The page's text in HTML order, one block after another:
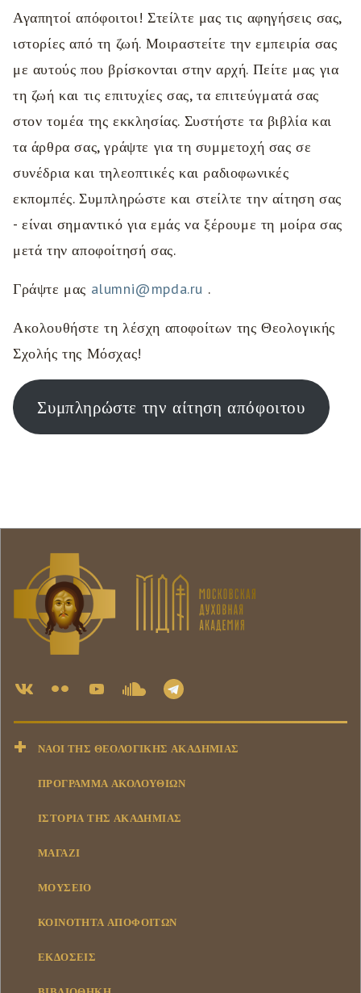
Αγαπητοί απόφοιτοι! Στείλτε μας τις αφηγήσεις σας,
ιστορίες από τη ζωή. Μοιραστείτε την εμπειρία σας
με αυτούς που βρίσκονται στην αρχή. Πείτε μας για
τη ζωή και τις επιτυχίες σας, τα επιτεύγματά σας
στον τομέα της εκκλησίας. Συστήστε τα βιβλία και
τα άρθρα σας, γράψτε για τη συμμετοχή σας σε
συνέδρια και τηλεοπτικές και ραδιοφωνικές
εκπομπές. Συμπληρώστε και στείλτε την αίτηση σας
- είναι σημαντικό για εμάς να ξέρουμε τη μοίρα σας
μετά την αποφοίτησή σας.
Γράψτε μας alumni@mpda.ru .
Ακολουθήστε τη λέσχη αποφοίτων της Θεολογικής
Σχολής της Μόσχας!
Συμπληρώστε την αίτηση απόφοιτου
ΝΑΟΊ ΤΗΣ ΘΕΟΛΟΓΙΚΉΣ ΑΚΑΔΗΜΊΑΣ
ΠΡΟΓΡΑΜΜΑ ΑΚΟΛΟΥΘΙΩΝ
ΙΣΤΟΡΊΑ ΤΗΣ ΑΚΑΔΗΜΊΑΣ
ΜΑΓΑΖΊ
ΜΟΥΣΕΊΟ
ΚΟΙΝΌΤΗΤΑ ΑΠΟΦΟΊΤΩΝ
ΕΚΔΌΣΕΙΣ